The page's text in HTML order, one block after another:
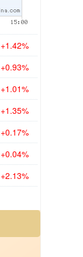
+1.42%
+0.93%
+1.01%
+1.35%
+0.17%
+0.04%
+2.13%